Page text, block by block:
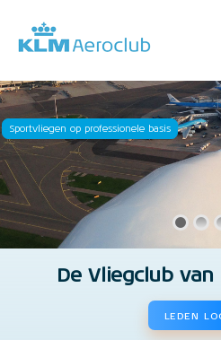
Sportvliegen op professionele basis
De Vliegclub van
LEDEN